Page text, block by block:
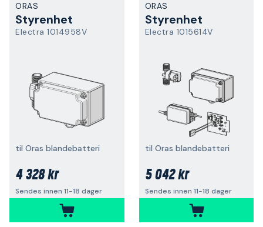
ORAS
Styrenhet
Electra 1014958V
til Oras blandebatteri
4 328 kr
Sendes innen 11-18 dager
ORAS
Styrenhet
Electra 1015614V
til Oras blandebatteri
5 042 kr
Sendes innen 11-18 dager